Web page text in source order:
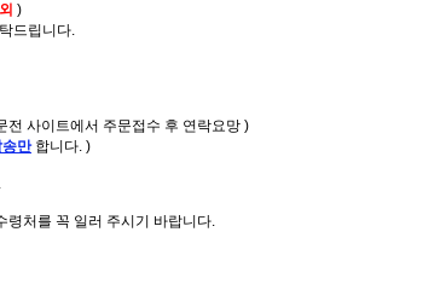
)
드립니다.
사이트에서 주문접수 후 연락요망 )
만 합니다. )
처를 꼭 일러 주시기 바랍니다.